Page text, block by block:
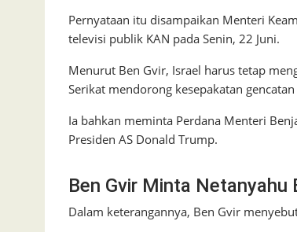
Pernyataan itu disampaikan Menteri
televisi publik KAN pada Senin, 22 Juni.
Menurut Ben Gvir, Israel harus tetap
Serikat mendorong kesepakatan gencatan
Ia bahkan meminta Perdana Menteri
Presiden AS Donald Trump.
Ben Gvir Minta Netanyahu
Dalam keterangannya, Ben Gvir